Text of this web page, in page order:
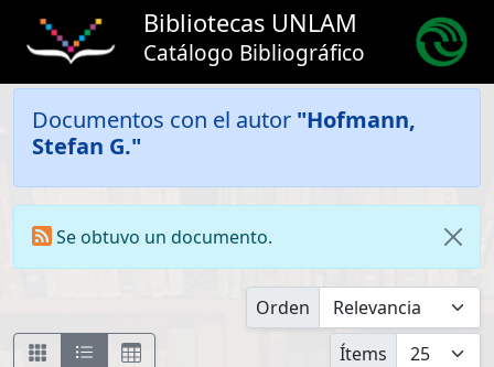
Bibliotecas UNLAM
Catálogo Bibliográfico
Documentos con el autor "Hofmann,
Stefan G."
Se obtuvo un documento.
Orden
Ítems